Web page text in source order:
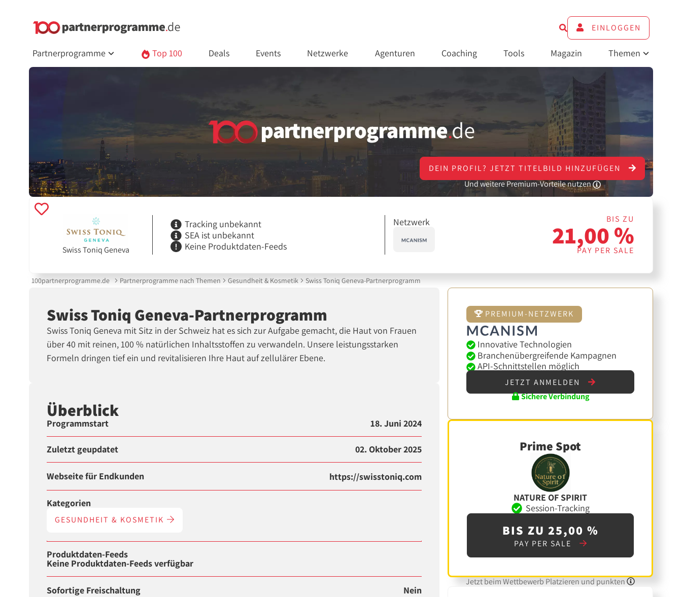
EINLOGGEN
Partnerprogramme Top 100 Deals Events Netzwerke Agenturen Coaching Tools Magazin Themen
DEIN PROFIL? JETZT TITELBILD HINZUFÜGEN
Und weitere Premium-Vorteile nutzen
Swiss Toniq Geneva
Tracking unbekannt
SEA ist unbekannt
Keine Produktdaten-Feeds
Netzwerk BIS ZU
21,00 %
PAY PER SALE
100partnerprogramme.de Partnerprogramme nach Themen Gesundheit & Kosmetik Swiss Toniq Geneva-Partnerprogramm
Swiss Toniq Geneva-Partnerprogramm
Swiss Toniq Geneva mit Sitz in der Schweiz hat es sich zur Aufgabe gemacht, die Haut von Frauen
über 40 mit reinen, 100 % natürlichen Inhaltsstoffen zu verwandeln. Unsere leistungsstarken
Formeln dringen tief ein und revitalisieren Ihre Haut auf zellulärer Ebene.
Überblick
Programmstart 18. Juni 2024
Zuletzt geupdatet 02. Oktober 2025
Webseite für Endkunden https://swisstoniq.com
Kategorien
GESUNDHEIT & KOSMETIK
Produktdaten-Feeds
Keine Produktdaten-Feeds verfügbar
Sofortige Freischaltung Nein
PREMIUM-NETZWERK
Innovative Technologien
Branchenübergreifende Kampagnen
API-Schnittstellen möglich
JETZT ANMELDEN
Sichere Verbindung
Prime Spot
NATURE OF SPIRIT
Session-Tracking
BIS ZU 25,00 %
PAY PER SALE
Jetzt beim Wettbewerb Platzieren und punkten